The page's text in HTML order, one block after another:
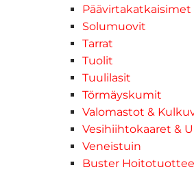
Päävirtakatkaisimet
Solumuovit
Tarrat
Tuolit
Tuulilasit
Törmäyskumit
Valomastot &
Vesihiihtokaaret &
Veneistuin
Buster